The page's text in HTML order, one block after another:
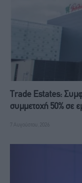
Trade Estates:
συμμετοχή 50% σε
7 Αυγούστου, 2026